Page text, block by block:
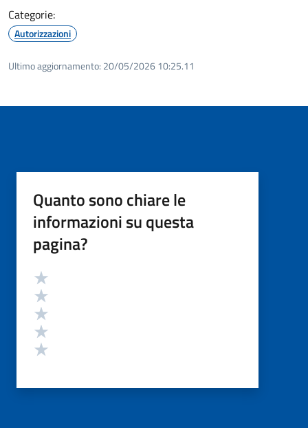
Categorie:
Autorizzazioni
Ultimo aggiornamento: 20/05/2026 10:25.11
Quanto sono chiare le
informazioni su questa
pagina?
Valutazione